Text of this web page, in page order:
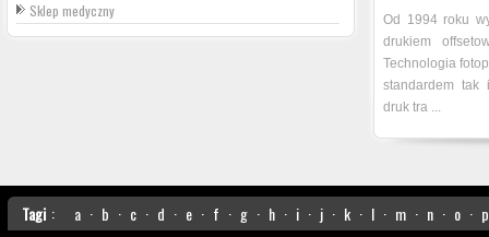
Sklep medyczny
Od 1994 roku
drukiem
Technologia
standardem tak
druk tra ...
Tagi : a · b · c · d · e · f · g · h · i · j · k · l · m · n · o · p